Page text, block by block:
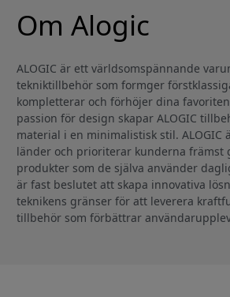
Om Alogic
ALOGIC är ett världsomspännande
tekniktillbehör som formger
kompletterar och förhöjer dina
passion för design skapar ALOGIC
material i en minimalistisk stil. ALOGIC
länder och prioriterar kunderna främst
produkter som de själva använder
är fast beslutet att skapa innovativa
teknikens gränser för att leverera
tillbehör som förbättrar